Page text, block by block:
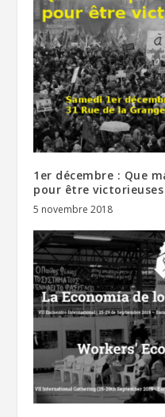
1er décembre : Que
pour être victorieuses
5 novembre 2018